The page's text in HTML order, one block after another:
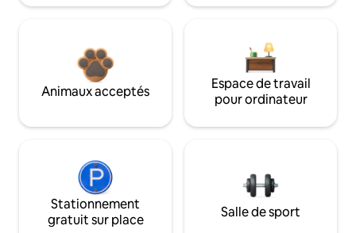
Animaux acceptés
Espace de travail
pour ordinateur
Stationnement
gratuit sur place
Salle de sport